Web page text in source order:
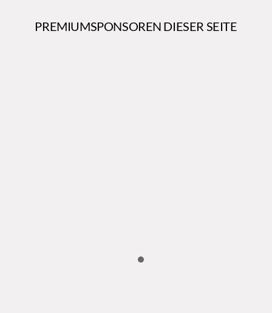
PREMIUMSPONSOREN DIESER SEITE